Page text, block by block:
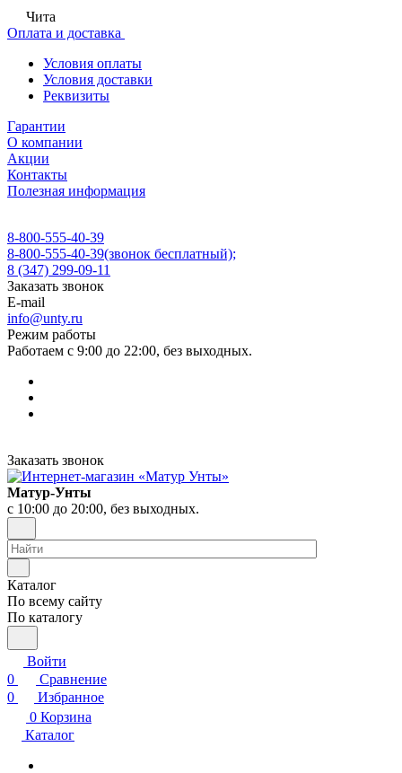
Чита
Оплата и доставка
Условия оплаты
Условия доставки
Реквизиты
Гарантии
О компании
Акции
Контакты
Полезная информация
8-800-555-40-39
8-800-555-40-39(звонок бесплатный);
8 (347) 299-09-11
Заказать звонок
E-mail
info@unty.ru
Режим работы
Работаем с 9:00 до 22:00, без выходных.
Заказать звонок
Матур-Унты
с 10:00 до 20:00, без выходных.
Каталог
По всему сайту
По каталогу
Войти
0
Сравнение
0
Избранное
0 Корзина
Каталог